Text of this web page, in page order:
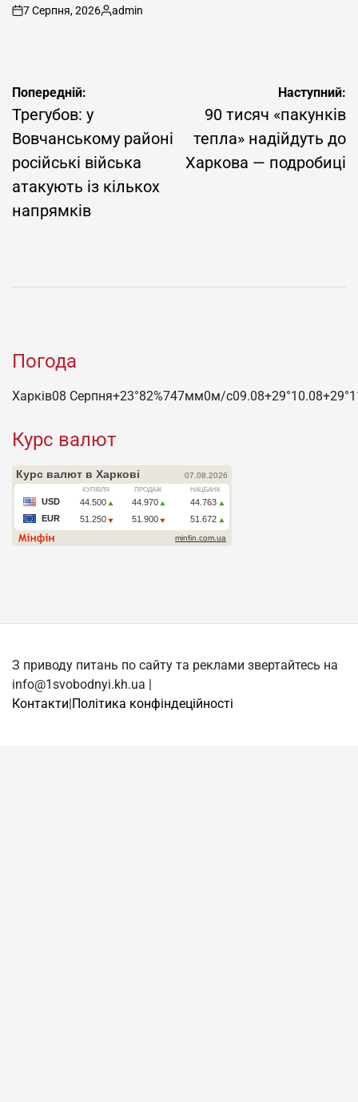
on
7 Серпня, 2026
Опубліковано
admin
Навігація
записів
Попередній:
Трегубов: у
Вовчанському районі
російські війська
атакують із кількох
напрямків
Наступний:
90 тисяч «пакунків
тепла» надійдуть до
Харкова — подробиці
Погода
Харків08 Серпня+23°82%747мм0м/c09.08+29°10.08+29°
Курс валют
З приводу питань по сайту та реклами звертайтесь на
info@1svobodnyi.kh.ua |
Контакти|Політика конфіндеційності